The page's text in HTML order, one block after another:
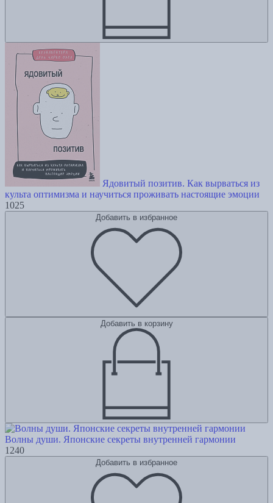
Ядовитый позитив. Как вырваться из
культа оптимизма и научиться проживать настоящие эмоции
1025
Добавить в избранное
Добавить в корзину
Волны души. Японские секреты внутренней гармонии
1240
Добавить в избранное